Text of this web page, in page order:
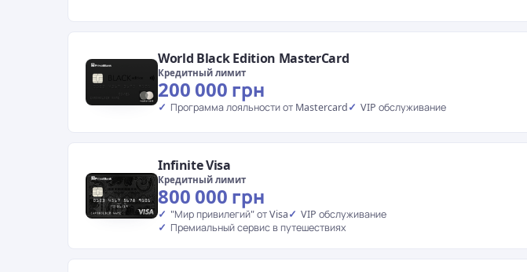
World Black Edition MasterCard
Кредитный лимит
200 000 грн
Программа лояльности от Mastercard VIP обслуживание
Infinite Visa
Кредитный лимит
800 000 грн
"Мир привилегий" от Visa
VIP обслуживание
Премиальный сервис в путешествиях